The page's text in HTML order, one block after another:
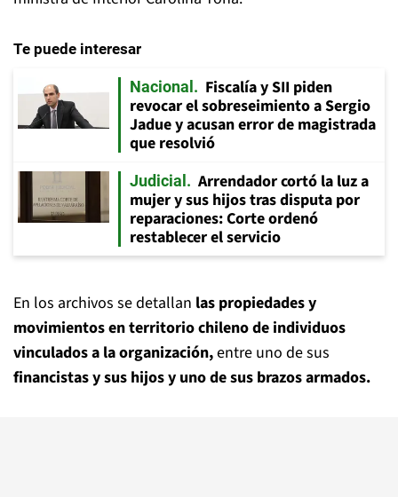
Te puede interesar
Nacional
Fiscalía y SII piden
revocar el sobreseimiento a Sergio
Jadue y acusan error de magistrada
que resolvió
Judicial
Arrendador cortó la luz a
mujer y sus hijos tras disputa por
reparaciones: Corte ordenó
restablecer el servicio
En los archivos se detallan las propiedades y
movimientos en territorio chileno de individuos
vinculados a la organización,entre uno de sus
financistas y sus hijos y uno de sus brazos armados.